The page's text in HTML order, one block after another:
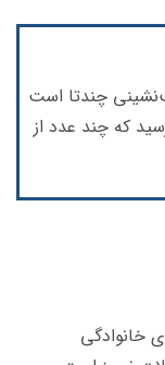
چندتا است
که چند عدد از
خانوادگی